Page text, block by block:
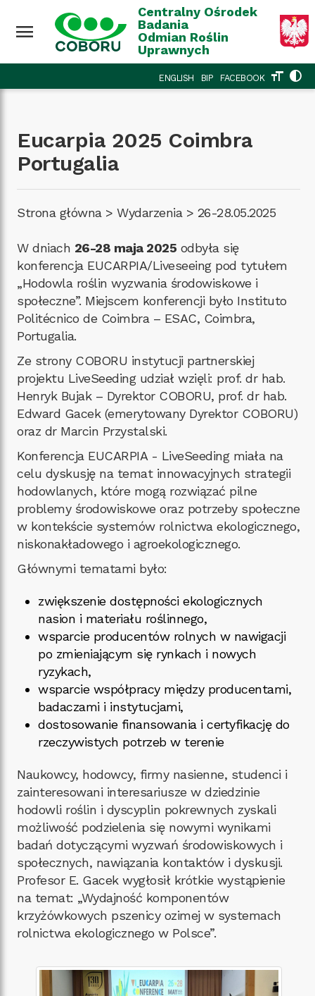
menu
Centralny Ośrodek
Badania
Odmian Roślin
Uprawnych
ENGLISH BIP FACEBOOK format_size contrast
Eucarpia 2025 Coimbra
Portugalia
Strona główna> Wydarzenia> 26-28.05.2025
W dniach 26-28 maja 2025 odbyła się
konferencja EUCARPIA/Liveseeing pod tytułem
„Hodowla roślin wyzwania środowiskowe i
społeczne”. Miejscem konferencji było Instituto
Politécnico de Coimbra – ESAC, Coimbra,
Portugalia.
Ze strony COBORU instytucji partnerskiej
projektu LiveSeeding udział wzięli: prof. dr hab.
Henryk Bujak – Dyrektor COBORU, prof. dr hab.
Edward Gacek (emerytowany Dyrektor COBORU)
oraz dr Marcin Przystalski.
Konferencja EUCARPIA - LiveSeeding miała na
celu dyskusję na temat innowacyjnych strategii
hodowlanych, które mogą rozwiązać pilne
problemy środowiskowe oraz potrzeby społeczne
w kontekście systemów rolnictwa ekologicznego,
niskonakładowego i agroekologicznego.
Głównymi tematami było:
zwiększenie dostępności ekologicznych
nasion i materiału roślinnego,
wsparcie producentów rolnych w nawigacji
po zmieniającym się rynkach i nowych
ryzykach,
wsparcie współpracy między producentami,
badaczami i instytucjami,
dostosowanie finansowania i certyfikację do
rzeczywistych potrzeb w terenie
Naukowcy, hodowcy, firmy nasienne, studenci i
zainteresowani interesariusze w dziedzinie
hodowli roślin i dyscyplin pokrewnych zyskali
możliwość podzielenia się nowymi wynikami
badań dotyczącymi wyzwań środowiskowych i
społecznych, nawiązania kontaktów i dyskusji.
Profesor E. Gacek wygłosił krótkie wystąpienie
na temat: „Wydajność komponentów
krzyżówkowych pszenicy ozimej w systemach
rolnictwa ekologicznego w Polsce”.